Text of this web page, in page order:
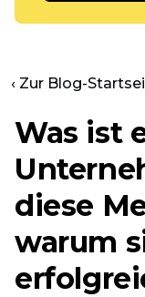
‹ Zur Blog-
Was ist
diese
warum